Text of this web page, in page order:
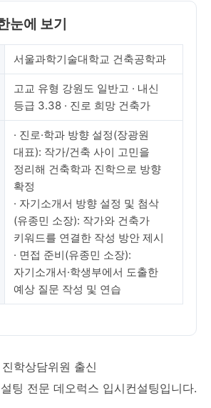
눈에 보기
서울과학기술대학교 건축공학과
고교 유형 강원도 일반고 · 내신
등급 3.38 · 진로 희망 건축가
· 진로·학과 방향 설정(장광원
대표): 작가/건축 사이 고민을
정리해 건축학과 진학으로 방향
확정
· 자기소개서 방향 설정 및 첨삭
(유종민 소장): 작가와 건축가
키워드를 연결한 작성 방안 제시
· 면접 준비(유종민 소장):
자기소개서·학생부에서 도출한
예상 질문 작성 및 연습
학상담위원 출신
팅 전문 데오럭스 입시컨설팅입니다.